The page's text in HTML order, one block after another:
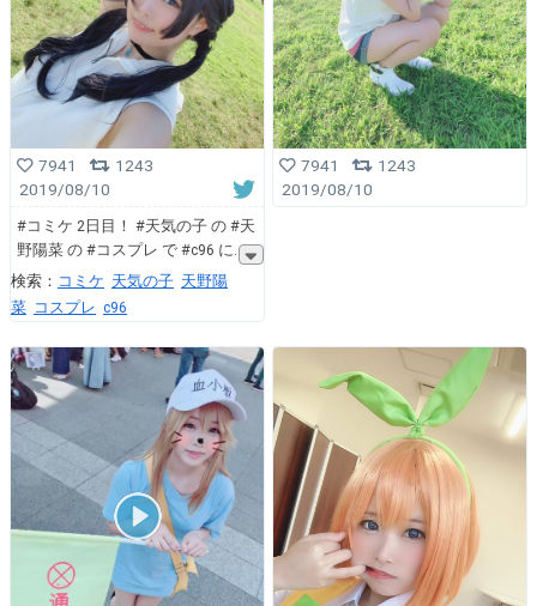
7941
1243
2019/08/10
#コミケ 2日目！ #天気の子 の #天
野陽菜 の #コスプレ で #c96 に
検索： コミケ 天気の子 天野陽
菜 コスプレ c96
7941
1243
2019/08/10